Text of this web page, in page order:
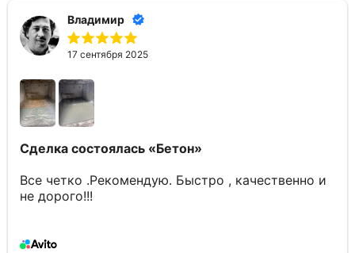
Владимир
17 сентября 2025
Сделка состоялась «Бетон»
Все четко .Рекомендую. Быстро , качественно и
не дорого!!!